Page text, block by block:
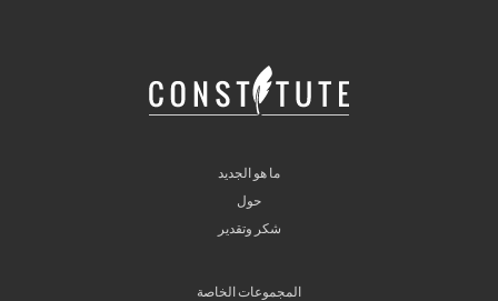
ما هو الجديد
حول
شكر وتقدير
المجموعات الخاصة